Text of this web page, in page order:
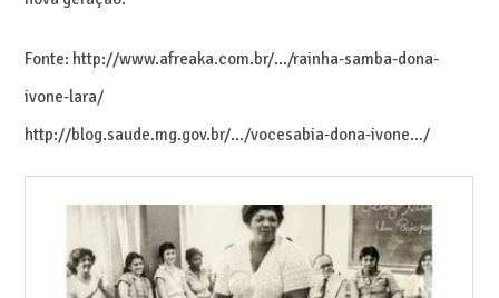
Fonte: http://www.afreaka.com.br/…/rainha-samba-dona-
ivone-lara/
http://blog.saude.mg.gov.br/…/vocesabia-dona-ivone…/